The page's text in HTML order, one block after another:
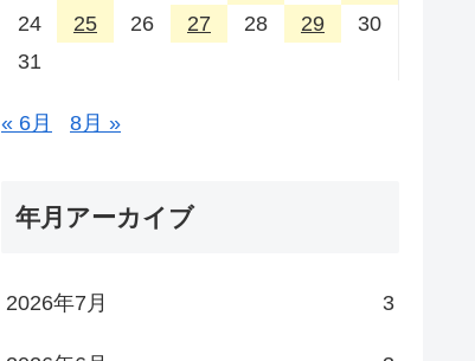
24
25 26 27 28 29
30
31
« 6月 8月 »
年月アーカイブ
2026年7月 3